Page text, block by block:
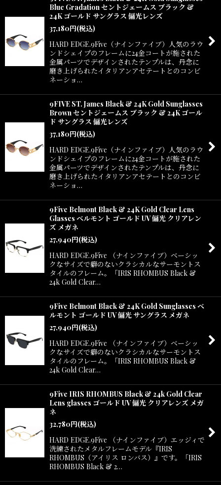
Blue Gradation セントジェームス ブラック &
24K ゴールド サングラス 偏光レンズ
37,180円(税込)
HARD EDGE.9Five（ナインファイブ）人気のラウ
ンドシェイプのフレームに24金コートが施された
金属パーツでデザインされたテンプルは、丹念に
磨き上げられたイタリアンアセテートとのコンビ
ネーショ…
9FIVE ST. James Black & 24K Gold Sunglasses
Brown セントジェームス ブラック & 24K ゴール
ド サングラス 偏光レンズ
37,180円(税込)
HARD EDGE.9Five（ナインファイブ）人気のラウ
ンドシェイプのフレームに24金コートが施された
金属パーツでデザインされたテンプルは、丹念に
磨き上げられたイタリアンアセテートとのコンビ
ネーショ…
9Five Belmont Black & 24K Gold Clear Lens
Glasses ベルモント ゴールド UV 偏光 クリアレン
ズ メガネ
27,940円(税込)
HARD EDGE.9Five （ナインファイブ）ベーシッ
クなサイズで癖のないクラシカルなサーモントス
タイルのフレーム。「IRIS RHOMBUS Black &
24k Gold Clear…
9Five Belmont Black & 24K Gold Sunglasses ベ
ルモント ゴールド UV 偏光 サングラス メガネ
27,940円(税込)
HARD EDGE.9Five （ナインファイブ）ベーシッ
クなサイズで癖のないクラシカルなサーモントス
タイルのフレーム。「IRIS RHOMBUS Black &
24k Gold Clear…
9Five IRIS RHOMBUS Black & 24k Gold Clear
Lens glasses ゴールド UV 偏光 クリアレンズ メガ
ネ
32,780円(税込)
HARD EDGE.9Five （ナインファイブ）エッジィで
洗練されたメタルフレームモデル『IRIS
RHOMBUS（アイリス ロンバス）』です。「IRIS
RHOMBUS Black & 2…